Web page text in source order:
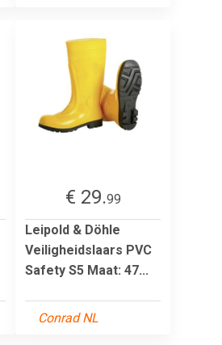
€ 29.99
Leipold & Döhle
Veiligheidslaars PVC
Safety S5 Maat: 47...
Conrad NL